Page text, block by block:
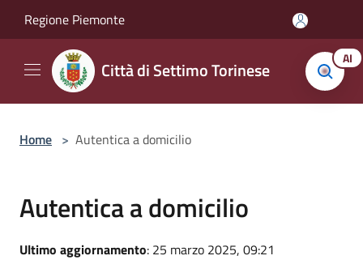
Regione Piemonte
Città di Settimo Torinese AI
Home > Autentica a domicilio
Autentica a domicilio
Ultimo aggiornamento: 25 marzo 2025, 09:21